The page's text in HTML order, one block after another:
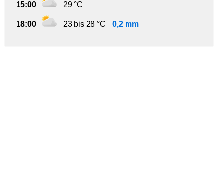
15:00 29 °C
18:00 23 bis 28 °C 0,2 mm